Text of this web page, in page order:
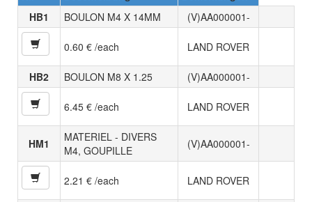
HB1
BOULON M4 X 14MM (V)AA000001-
0.60 € /each LAND ROVER
HB2 BOULON M8 X 1.25 (V)AA000001-
6.45 € /each LAND ROVER
HM1
MATERIEL - DIVERS
M4, GOUPILLE
(V)AA000001-
2.21 € /each LAND ROVER